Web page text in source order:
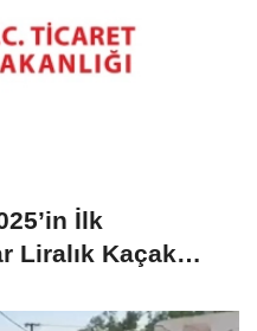
İlk
Liralık Kaçak